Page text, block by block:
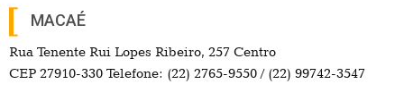
MACAÉ
Rua Tenente Rui Lopes Ribeiro, 257 Centro
CEP 27910-330 Telefone: (22) 2765-9550 / (22) 99742-3547